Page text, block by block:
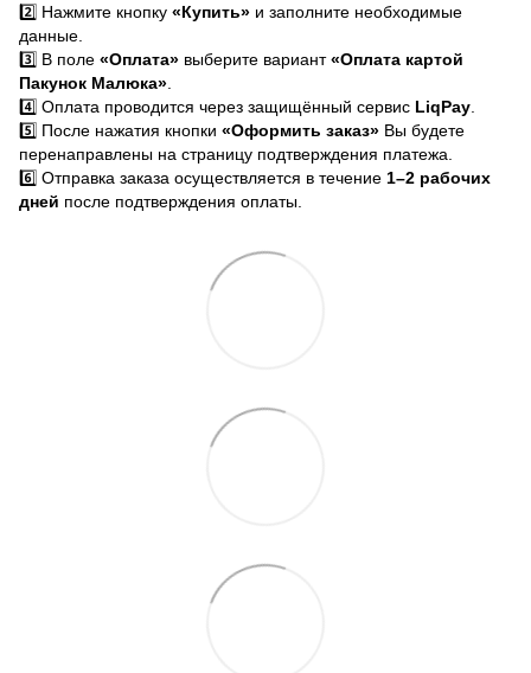
2️⃣ Нажмите кнопку «Купить» и заполните необходимые
данные.
3️⃣ В поле «Оплата» выберите вариант«Оплата картой
Пакунок Малюка»
4️⃣ Оплата проводится через защищённый сервис LiqPay
5️⃣ После нажатия кнопки «Оформить заказ» Вы будете
перенаправлены на страницу подтверждения платежа.
6️⃣ Отправка заказа осуществляется в течение 1–2 рабочих
дней после подтверждения оплаты.